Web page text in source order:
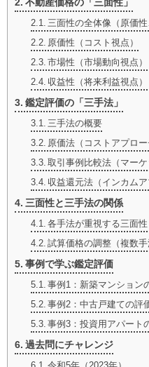
三面性の全体像（原価性
原価性（コスト視点）
市場性（市場動向視点）
収益性（将来利益視点）
鑑定評価の「三手法」
三手法の概要
原価法（コストアプロー
取引事例比較法（マーケ
収益還元法（インカムア
三面性と三手法の関係
各手法が重視する三面性
試算価格の調整（複数手
事例で学ぶ鑑定評価
事例1：新築マンション
事例2：中古戸建ての評
事例3：投資用アパート
過去問にチャレンジ